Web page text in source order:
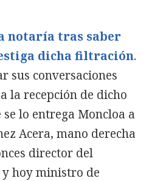
notaría tras saber
dicha filtración.
sus conversaciones
la recepción de dicho
lo entrega Moncloa a
Acera, mano derecha
director del
y hoy ministro de